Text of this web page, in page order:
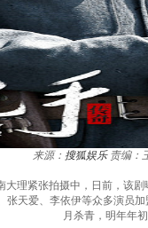
来源： 搜狐娱乐 责编：
理紧张拍摄中，日前，该
天爱、李依伊等众多演员
月杀青，明年年